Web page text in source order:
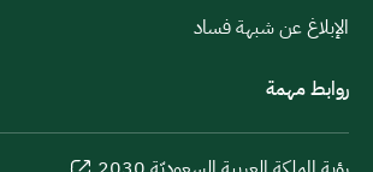
الإبلاغ عن شبهة فساد
روابط مهمة